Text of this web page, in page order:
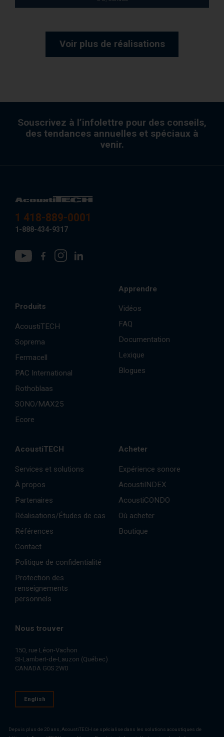
Voir plus de réalisations
Souscrivez à l’infolettre pour des conseils,
des tendances annuelles et spéciaux à
venir.
1 418-889-0001
1-888-434-9317
Produits
AcoustiTECH
Soprema
Fermacell
PAC International
Rothoblaas
SONO/MAX25
Ecore
Apprendre
Vidéos
FAQ
Documentation
Lexique
Blogues
AcoustiTECH
Services et solutions
À propos
Partenaires
Réalisations/Études de cas
Références
Contact
Politique de confidentialité
Protection des
renseignements
personnels
Acheter
Expérience sonore
AcoustiINDEX
AcoustiCONDO
Où acheter
Boutique
Nous trouver
150, rue Léon-Vachon
St-Lambert-de-Lauzon (Québec)
CANADA G0S 2W0
English
Depuis plus de 20 ans, AcoustiTECH se spécialise dans les solutions acoustiques de